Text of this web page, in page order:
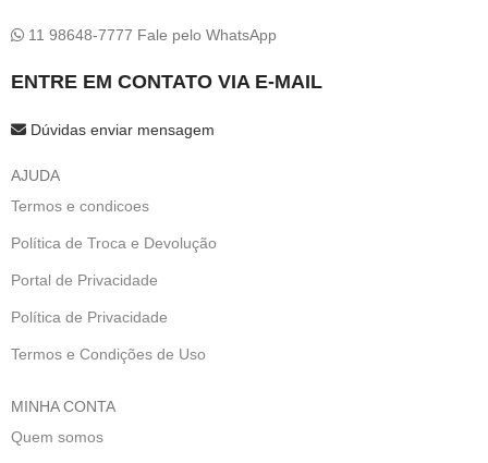
11 98648-7777 Fale pelo WhatsApp
ENTRE EM CONTATO VIA E-MAIL
Dúvidas enviar mensagem
AJUDA
Termos e condicoes
Política de Troca e Devolução
Portal de Privacidade
Política de Privacidade
Termos e Condições de Uso
MINHA CONTA
Quem somos